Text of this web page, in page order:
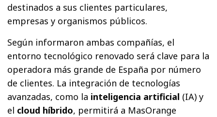
destinados a sus clientes particulares,
empresas y organismos públicos.
Según informaron ambas compañías, el
entorno tecnológico renovado será clave para la
operadora más grande de España por número
de clientes. La integración de tecnologías
avanzadas, como la inteligencia artificial (IA) y
el cloud híbrido, permitirá a MasOrange